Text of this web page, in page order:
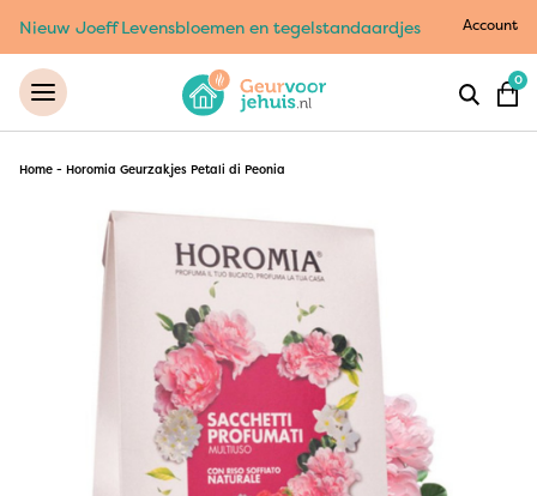
Nieuw Joeff Levensbloemen en tegelstandaardjes Account
0
Home - Horomia Geurzakjes Petali di Peonia